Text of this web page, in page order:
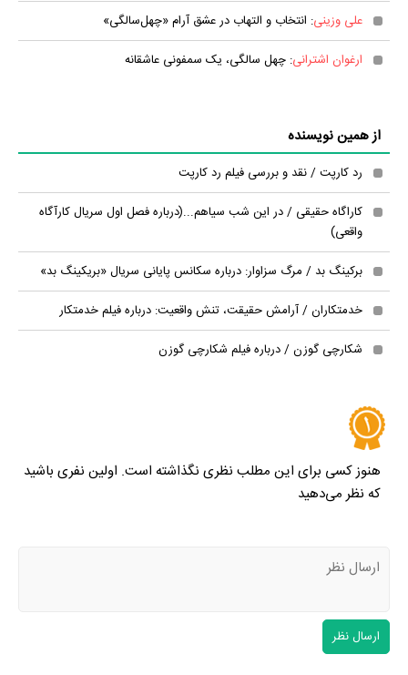
علی وزینی: انتخاب و التهاب در عشق آرام «چهل‌سالگی»
ارغوان اشترانی: چهل سالگی، یک سمفونی عاشقانه
از همین نویسنده
رد کارپت / نقد و بررسی فیلم رد کارپت
کاراگاه حقیقی / در این شب سیاهم...(درباره فصل اول سریال کارآگاه
واقعی)
برکینگ بد / مرگ سزاوار: درباره سکانس پایانی سریال «بریکینگ بد»
خدمتکاران / آرامش حقیقت، تنش واقعیت: درباره فیلم خدمتکار
شکارچی گوزن / درباره فیلم شکارچی گوزن
هنوز کسی برای این مطلب نظری نگذاشته است. اولین نفری باشید
که نظر می‌دهید
ارسال نظر